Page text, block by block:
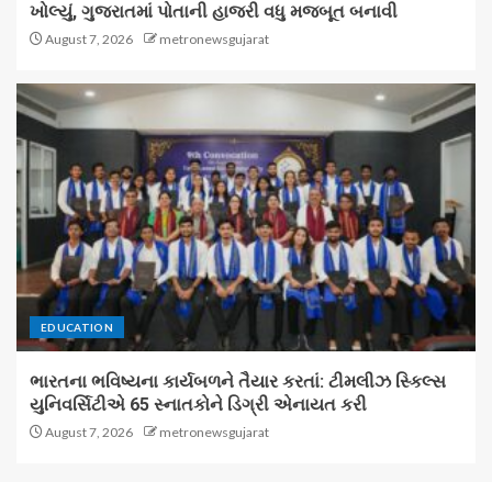
ખોલ્યું, ગુજરાતમાં પોતાની હાજરી વધુ મજબૂત બનાવી
August 7, 2026 metronewsgujarat
EDUCATION
ભારતના ભવિષ્યના કાર્યબળને તૈયાર કરતાં: ટીમલીઝ સ્કિલ્સ
યુનિવર્સિટીએ 65 સ્નાતકોને ડિગ્રી એનાયત કરી
August 7, 2026 metronewsgujarat